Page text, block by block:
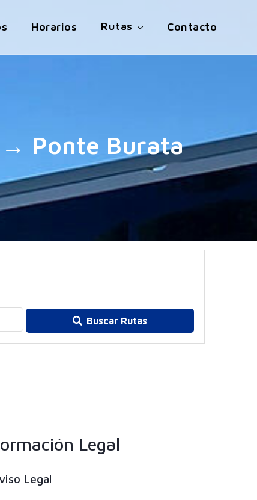
Horarios Rutas Contacto
→ Ponte Burata
Buscar Rutas
Legal
Legal